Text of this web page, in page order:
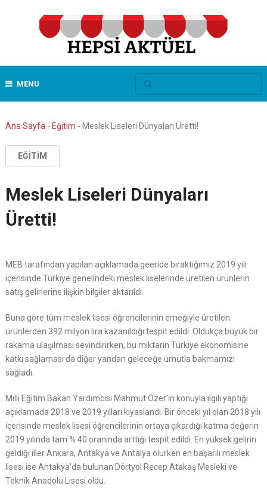
MENU
Ana Sayfa - Eğitim - Meslek Liseleri Dünyaları Üretti!
EĞITIM
Meslek Liseleri Dünyaları
Üretti!
MEB tarafından yapılan açıklamada geeride bıraktığımız 2019 yılı
içerisinde Türkiye genelindeki meslek liselerinde üretilen ürünlerin
satış gelirlerine ilişkin bilgiler aktarıldı.
Buna göre tüm meslek lisesi öğrencilerinin emeğiyle üretilen
ürünlerden 392 milyon lira kazanıldığı tespit edildi. Oldukça büyük bir
rakama ulaşılması sevindirirken, bu miktarın Türkiye ekonomisine
katkı sağlaması da diğer yandan geleceğe umutla bakmamızı
sağladı.
Milli Eğitim Bakan Yardımcısı Mahmut Özer’in konuyla ilgili yaptığı
açıklamada 2018 ve 2019 yılları kıyaslandı. Bir önceki yıl olan 2018 yılı
içerisinde meslek lisesi öğrencilerinin ortaya çıkardığı katma değerin
2019 yılında tam % 40 oranında arttığı tespit edildi. En yüksek gelirin
geldiği iller Ankara, Antakya ve Antalya olurken en başarılı meslek
lisesi ise Antakya’da bulunan Dörtyol Recep Atakaş Mesleki ve
Teknik Anadolu Lisesi oldu.